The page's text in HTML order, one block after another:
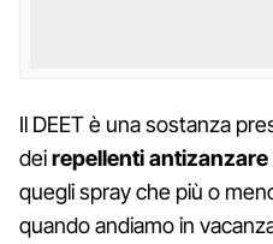
Il DEET è una sostanza
deirepellenti antizanzare
quegli spray che più o
quando andiamo in